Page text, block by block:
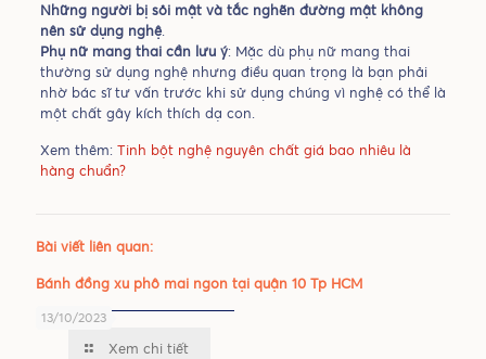
Những người bị sỏi mật và tắc nghẽn đường mật không
nên sử dụng nghệ.
Phụ nữ mang thai cần lưu ý: Mặc dù phụ nữ mang thai
thường sử dụng nghệ nhưng điều quan trọng là bạn phải
nhờ bác sĩ tư vấn trước khi sử dụng chúng vì nghệ có thể là
một chất gây kích thích dạ con.
Xem thêm: Tinh bột nghệ nguyên chất giá bao nhiêu là
hàng chuẩn?
Bài viết liên quan:
13/10/2023
Bánh đồng xu phô mai ngon tại quận 10 Tp HCM
Xem chi tiết